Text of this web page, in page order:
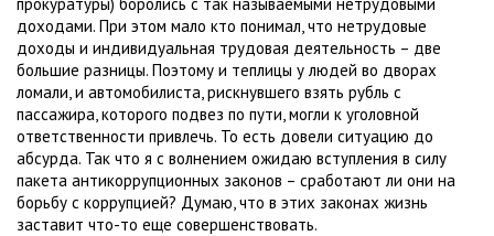
доходами. При этом мало кто понимал, что нетрудовые
доходы и индивидуальная трудовая деятельность – две
большие разницы. Поэтому и теплицы у людей во дворах
ломали, и автомобилиста, рискнувшего взять рубль с
пассажира, которого подвез по пути, могли к уголовной
ответственности привлечь. То есть довели ситуацию до
абсурда. Так что я с волнением ожидаю вступления в силу
пакета антикоррупционных законов – сработают ли они на
борьбу с коррупцией? Думаю, что в этих законах жизнь
заставит что-то еще совершенствовать.